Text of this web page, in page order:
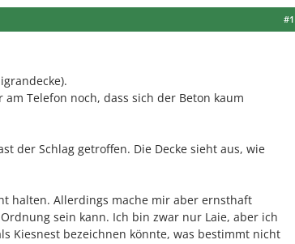
#1
Telefon noch, dass sich der Beton kaum
der Schlag getroffen. Die Decke sieht aus, wie
halten. Allerdings mache mir aber ernsthaft
sein kann. Ich bin zwar nur Laie, aber ich
Kiesnest bezeichnen könnte, was bestimmt nicht